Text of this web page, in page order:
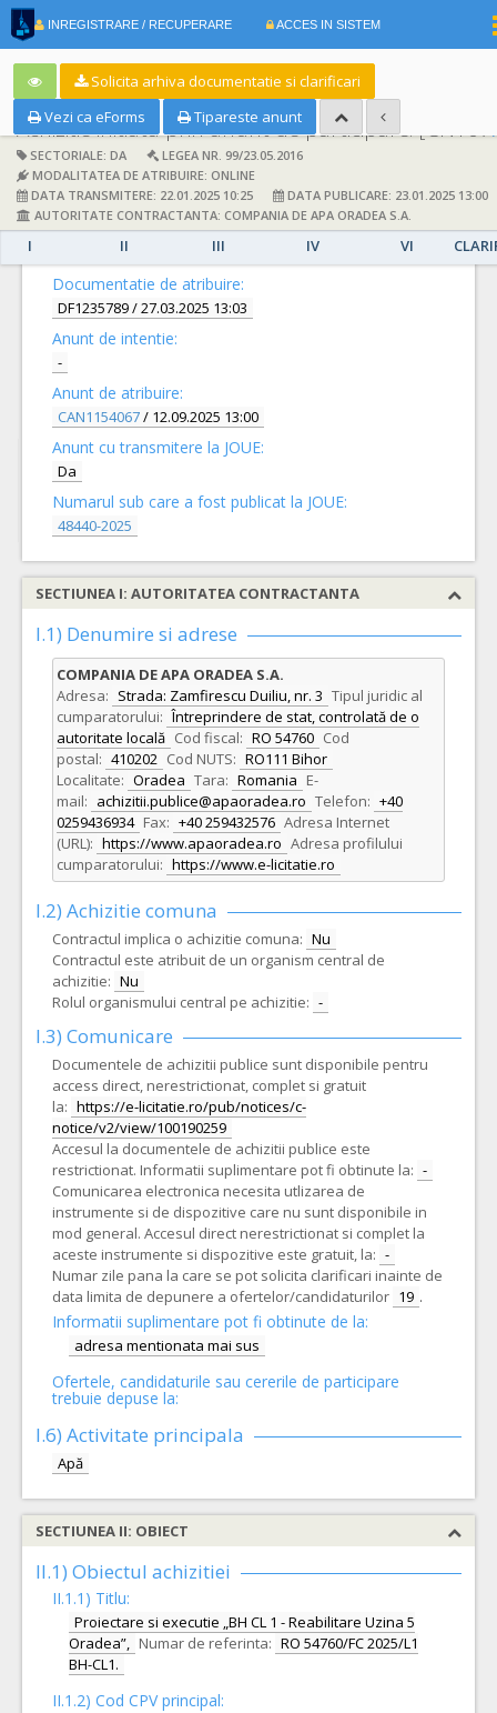
INREGISTRARE / RECUPERARE ACCES IN SISTEM
Solicita arhiva documentatie si clarificari
Vezi ca eForms
Tipareste anunt
Achizitie initiata prin anunt de participare:[CN1077250] -
SECTORIALE: DA
LEGEA NR. 99/23.05.2016
MODALITATEA DE ATRIBUIRE: ONLINE
DATA TRANSMITERE: 22.01.2025 10:25
DATA PUBLICARE: 23.01.2025 13:00
AUTORITATE CONTRACTANTA: COMPANIA DE APA ORADEA S.A.
I II III IV VI
Documentatie de atribuire:
DF1235789/ 27.03.2025 13:03
Anunt de intentie:
-
Anunt de atribuire:
CAN1154067/ 12.09.2025 13:00
Anunt cu transmitere la JOUE:
Da
Numarul sub care a fost publicat la JOUE:
48440-2025
SECTIUNEA I: AUTORITATEA CONTRACTANTA
I.1) Denumire si adrese
COMPANIA DE APA ORADEA S.A.
Adresa: Strada: Zamfirescu Duiliu, nr. 3 Tipul juridic al
cumparatorului: Întreprindere de stat, controlată de o
autoritate locală Cod fiscal: RO 54760 Cod
postal: 410202 Cod NUTS: RO111 Bihor
Localitate: Oradea Tara: Romania E-
mail: achizitii.publice@apaoradea.ro Telefon: +40
0259436934 Fax: +40 259432576 Adresa Internet
(URL): https://www.apaoradea.ro Adresa profilului
cumparatorului: https://www.e-licitatie.ro
I.2) Achizitie comuna
Contractul implica o achizitie comuna: Nu
Contractul este atribuit de un organism central de
achizitie: Nu
Rolul organismului central pe achizitie: -
I.3) Comunicare
Documentele de achizitii publice sunt disponibile pentru
access direct, nerestrictionat, complet si gratuit
la: https://e-licitatie.ro/pub/notices/c-
notice/v2/view/100190259
Accesul la documentele de achizitii publice este
restrictionat. Informatii suplimentare pot fi obtinute la: -
Comunicarea electronica necesita utlizarea de
instrumente si de dispozitive care nu sunt disponibile in
mod general. Accesul direct nerestrictionat si complet la
aceste instrumente si dispozitive este gratuit, la: -
Numar zile pana la care se pot solicita clarificari inainte de
data limita de depunere a ofertelor/candidaturilor 19 .
Informatii suplimentare pot fi obtinute de la:
adresa mentionata mai sus
Ofertele, candidaturile sau cererile de participare
trebuie depuse la:
I.6) Activitate principala
Apă
SECTIUNEA II: OBIECT
II.1) Obiectul achizitiei
II.1.1) Titlu:
Proiectare si executie „BH CL 1 - Reabilitare Uzina 5
Oradea”, Numar de referinta: RO 54760/FC 2025/L1
BH-CL1.
II.1.2) Cod CPV principal: